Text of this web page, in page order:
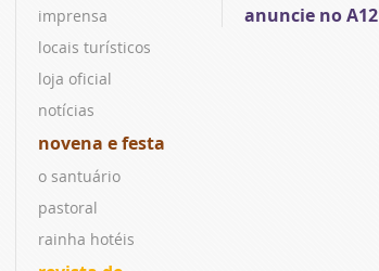
imprensa
locais turísticos
loja oficial
notícias
novena e festa
o santuário
pastoral
rainha hotéis
anuncie no A12